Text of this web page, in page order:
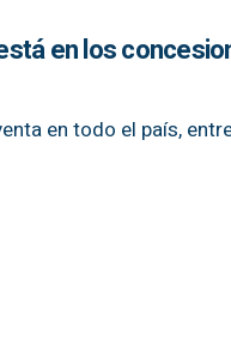
en los
en todo el país,